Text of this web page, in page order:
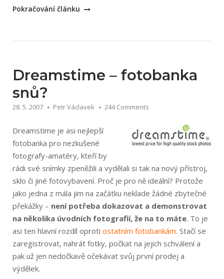
„Vladislav
fotografoval
zvířata“
Pokračování článku
Dreamstime – fotobanka
snů?
28. 5. 2007 Petr Václavek 244 Comments
Dreamstime je asi nejlepší
fotobanka pro nezkušené
fotografy-amatéry, kteří by
rádi své snímky zpeněžili a vydělali si tak na nový přístroj,
sklo či jiné fotovybavení. Proč je pro ně ideální? Protože
jako jedna z mála jim na začátku neklade žádné zbytečné
překážky – není potřeba dokazovat a demonstrovat
na několika úvodních fotografií, že na to máte. To je
asi ten hlavní rozdíl oproti ostatním fotobankám. Stačí se
zaregistrovat, nahrát fotky, počkat na jejich schválení a
pak už jen nedočkavě očekávat svůj první prodej a
výdělek.